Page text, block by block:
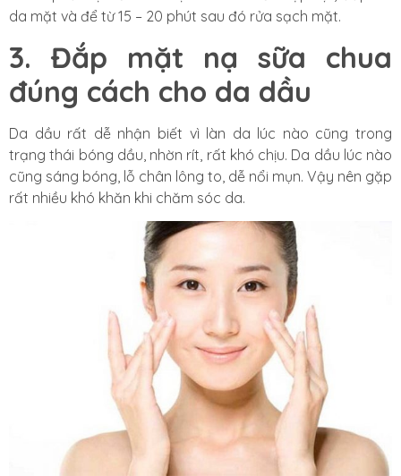
da mặt và để từ 15 – 20 phút sau đó rửa sạch mặt.
3. Đắp mặt nạ sữa chua
đúng cách cho da dầu
Da dầu rất dễ nhận biết vì làn da lúc nào cũng trong
trạng thái bóng dầu, nhờn rít, rất khó chịu. Da dầu lúc nào
cũng sáng bóng, lỗ chân lông to, dễ nổi mụn. Vậy nên gặp
rất nhiều khó khăn khi chăm sóc da.